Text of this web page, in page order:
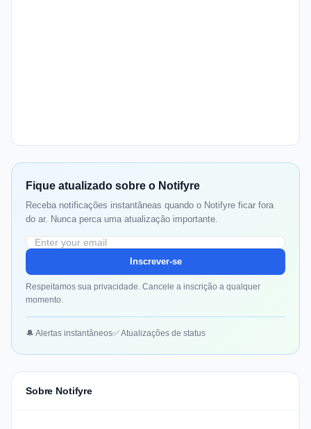
Fique atualizado sobre o Notifyre
Receba notificações instantâneas quando o Notifyre ficar fora
do ar. Nunca perca uma atualização importante.
Inscrever-se
Respeitamos sua privacidade. Cancele a inscrição a qualquer
momento.
🔔 Alertas instantâneos✅ Atualizações de status
Sobre Notifyre